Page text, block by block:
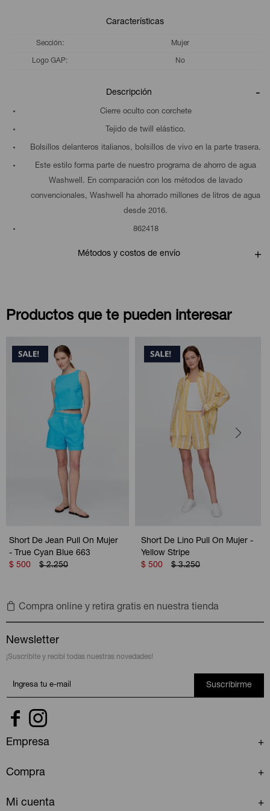
Características
Sección Mujer
Logo GAP No
Descripción
Cierre oculto con corchete
Tejido de twill elástico.
Bolsillos delanteros italianos, bolsillos de vivo en la parte trasera.
Este estilo forma parte de nuestro programa de ahorro de agua
Washwell. En comparación con los métodos de lavado
convencionales, Washwell ha ahorrado millones de litros de agua
desde 2016.
862418
Métodos y costos de envío
Productos que te pueden interesar
Short De Jean Pull On Mujer
- True Cyan Blue 663
$ 500 $ 2.250
Short De Lino Pull On Mujer -
Yellow Stripe
$ 500 $ 3.250
Compra online y retira gratis en nuestra tienda
Newsletter
¡Suscribite y recibí todas nuestras novedades!
Suscribirme
 
Empresa
Compra
Mi cuenta